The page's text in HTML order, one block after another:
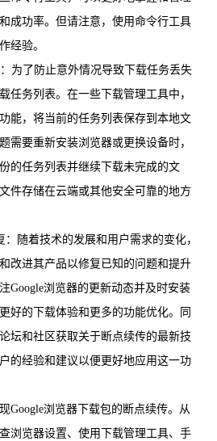
成功率。但请注意，使用命令行工具
经验。
为了防止意外情况导致下载任务丢失
任务列表。在一些下载管理工具中，
能，将当前的任务列表保存到本地文
需要重新安装浏览器或更换设备时，
的任务列表并继续下载未完成的文
件存储在云端或其他安全可靠的地方
随着技术的发展和用户需求的变化，
改进其产品以修复已知的问题和提升
Google浏览器的更新动态并及时安装
好的下载体验和更多的功能优化。同
坛和社区获取关于断点续传的最新技
的经验和建议以便更好地应用这一功
Google浏览器下载包的断点续传。从
浏览器设置、使用下载管理工具、手